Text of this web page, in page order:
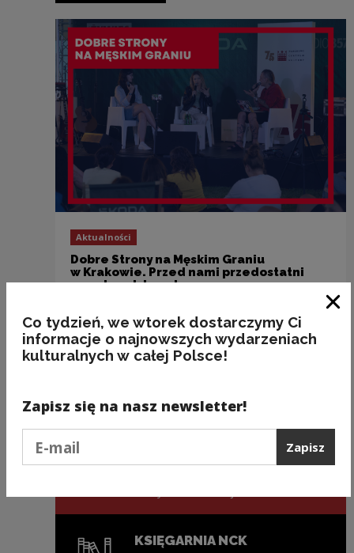
Aktualności
Dobre Strony na Męskim Graniu
w Krakowie. Przed nami przedostatni
przystanek trasy!
Poprzedni slajd
Następny slajd
ZAPISZ SIĘ NA NEWSLETTER
NCK
Świeża porcja informacji ze świata
KSIĘGARNIA NCK
Co tydzień, we wtorek dostarczymy Ci
informacje o najnowszych wydarzeniach
kulturalnych w całej Polsce!
Zapisz się na nasz newsletter!
Zapisz